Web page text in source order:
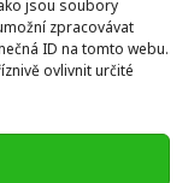
jsou soubory
zpracovávat
ID na tomto webu.
ovlivnit určité